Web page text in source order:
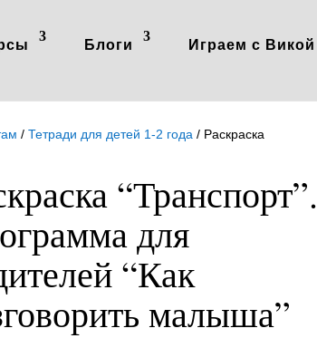
Блоги Играем с Викой
/ Тетради для детей 1-2 года / Раскраска
“Транспорт”.
для
“Как
малыша”